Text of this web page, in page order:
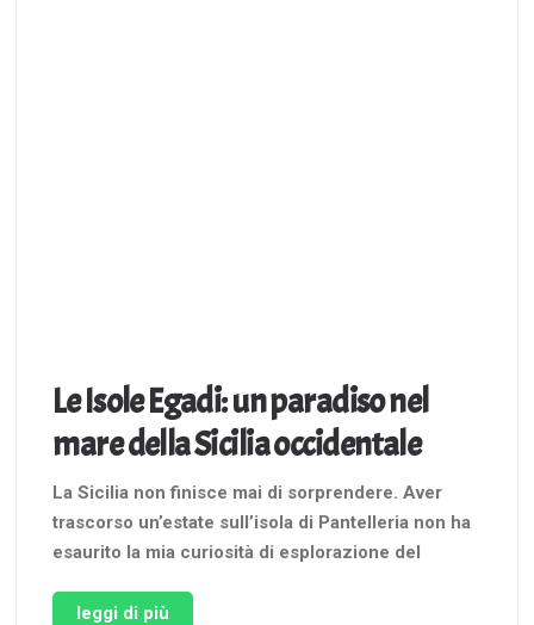
Le Isole Egadi: un paradiso nel
mare della Sicilia occidentale
La Sicilia non finisce mai di sorprendere. Aver
trascorso un’estate sull’isola di Pantelleria non ha
esaurito la mia curiosità di esplorazione del
venire più voglia di scoprirne le molteplici
leggi di più